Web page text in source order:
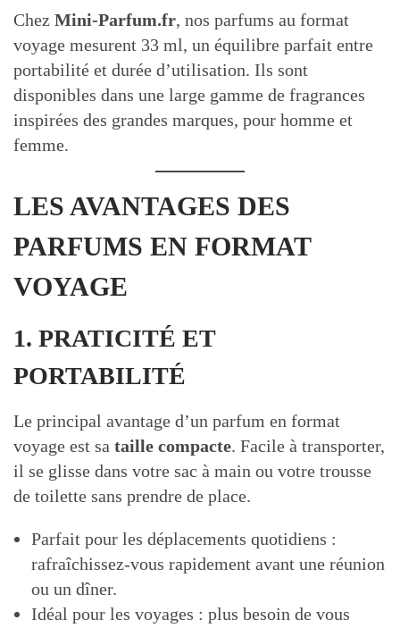
Chez Mini-Parfum.fr, nos parfums au format
voyage mesurent 33 ml, un équilibre parfait entre
portabilité et durée d’utilisation. Ils sont
disponibles dans une large gamme de fragrances
inspirées des grandes marques, pour homme et
femme.
LES AVANTAGES DES
PARFUMS EN FORMAT
VOYAGE
1. PRATICITÉ ET
PORTABILITÉ
Le principal avantage d’un parfum en format
voyage est sa taille compacte. Facile à transporter,
il se glisse dans votre sac à main ou votre trousse
de toilette sans prendre de place.
Parfait pour les déplacements quotidiens :
rafraîchissez-vous rapidement avant une réunion
ou un dîner.
Idéal pour les voyages : plus besoin de vous